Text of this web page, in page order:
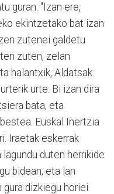
guran. "Izan ere,
ekintzetako bat izan
zutenei galdetu
zuten, zelan
halantxik, Aldatsak
urte. Bi izan dira
bata, eta
Euskal Inertzia
Iraetak eskerrak
duten herrikide
bidean, eta lan
gura dizkiegu horiei